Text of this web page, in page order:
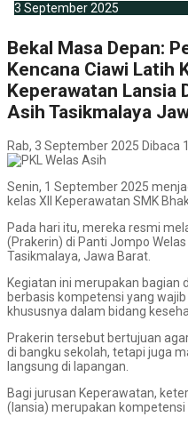
3 September2025
Bekal Masa Depan:
Kencana Ciawi Latih
Keperawatan Lansia
Asih Tasikmalaya
Rab, 3 September 2025 Dibaca
Senin, 1 September 2025
kelas XII Keperawatan SMK
Pada hari itu, mereka resmi
(Prakerin) di Panti Jompo
Tasikmalaya, Jawa Barat.
Kegiatan ini merupakan bagian
berbasis kompetensi yang
khususnya dalam bidang
Prakerin tersebut bertujuan
di bangku sekolah, tetapi juga
langsung di lapangan.
Bagi jurusan Keperawatan,
(lansia) merupakan kompetensi